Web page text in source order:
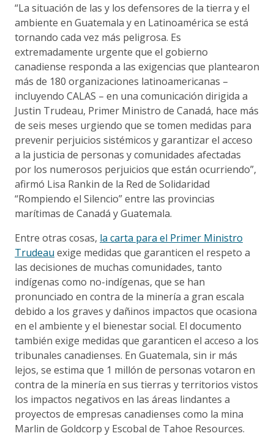
“La situación de las y los defensores de la tierra y el
ambiente en Guatemala y en Latinoamérica se está
tornando cada vez más peligrosa. Es
extremadamente urgente que el gobierno
canadiense responda a las exigencias que plantearon
más de 180 organizaciones latinoamericanas –
incluyendo CALAS – en una comunicación dirigida a
Justin Trudeau, Primer Ministro de Canadá, hace más
de seis meses urgiendo que se tomen medidas para
prevenir perjuicios sistémicos y garantizar el acceso
a la justicia de personas y comunidades afectadas
por los numerosos perjuicios que están ocurriendo”,
afirmó Lisa Rankin de la Red de Solidaridad
“Rompiendo el Silencio” entre las provincias
marítimas de Canadá y Guatemala.
Entre otras cosas, la carta para el Primer Ministro
Trudeau exige medidas que garanticen el respeto a
las decisiones de muchas comunidades, tanto
indígenas como no-indígenas, que se han
pronunciado en contra de la minería a gran escala
debido a los graves y dañinos impactos que ocasiona
en el ambiente y el bienestar social. El documento
también exige medidas que garanticen el acceso a los
tribunales canadienses. En Guatemala, sin ir más
lejos, se estima que 1 millón de personas votaron en
contra de la minería en sus tierras y territorios vistos
los impactos negativos en las áreas lindantes a
proyectos de empresas canadienses como la mina
Marlin de Goldcorp y Escobal de Tahoe Resources.